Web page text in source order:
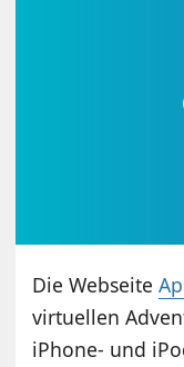
Die Webseite
virtuellen
iPhone- und